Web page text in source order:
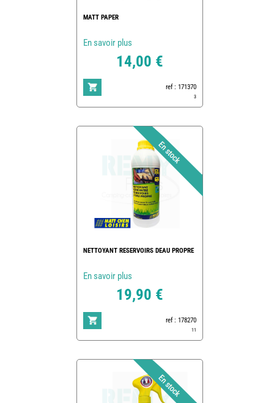
MATT PAPER
En savoir plus
14,00 €
ref : 171370
3
NETTOYANT RESERVOIRS DEAU PROPRE
En savoir plus
19,90 €
ref : 178270
11